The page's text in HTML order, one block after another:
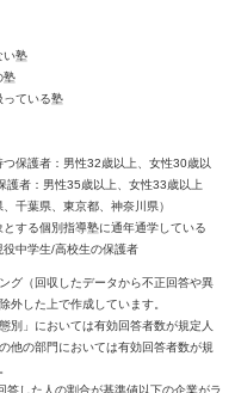
い塾
塾
っている塾
保護者：男性32歳以上、女性30歳以
護者：男性35歳以上、女性33歳以上
千葉県、東京都、神奈川県）
する個別指導塾に通年通学している
役中学生/高校生の保護者
グ（回収したデータから不正回答や異
外した上で作成しています。
別」においては有効回答者数が規定人
他の部門においては有効回答者数が規
した人の割合が基準値以下の企業がラ